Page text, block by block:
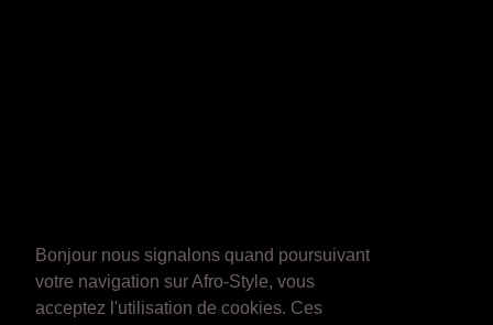
Bonjour nous signalons quand poursuivant
votre navigation sur Afro-Style, vous
acceptez l'utilisation de cookies. Ces